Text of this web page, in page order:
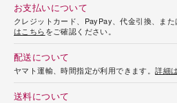
お支払いについて
クレジットカード、PayPay、代金引換、ま
はこちらをご確認ください。
配送について
ヤマト運輸、時間指定が利用できます。詳細
送料について